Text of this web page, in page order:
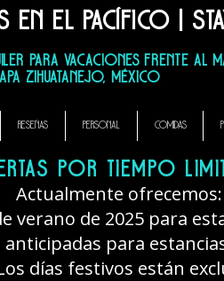
La Casa Que Canta,
en el Pacífico |
PARA VACACIONES FRENTE AL
Zihuatanejo, México
RESEÑAS PERSONAL COMIDAS
por tiempo
Actualmente ofrecemos:
verano de 2025 para
para
días festivos están